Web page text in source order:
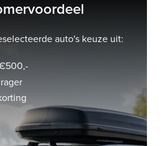
auto's keuze uit: